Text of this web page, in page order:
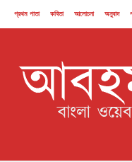
প্রথম পাতা কবিতা আলোচনা অনুবাদ